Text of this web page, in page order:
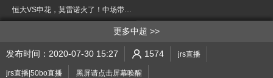
恒大VS申花，莫雷诺火了！中场带球连过3人，解说：犹如天神下
更多中超
发布时间：2020-07-30 15:27 1574 jrs直播
jrs直播|50bo直播 黑屏请点击屏幕唤醒